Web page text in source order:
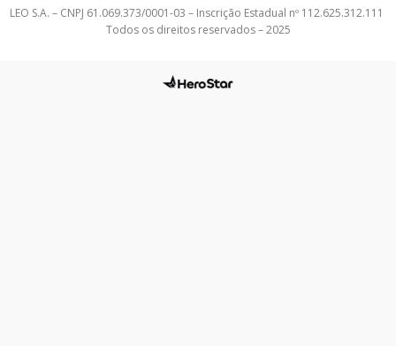
LEO S.A. – CNPJ 61.069.373/0001-03 – Inscrição Estadual nº 112.625.312.111
Todos os direitos reservados – 2025